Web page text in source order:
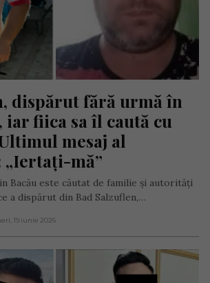
dispărut fără urmă în
fiica sa îl caută cu
mesaj al
mă”
Bacău este căutat de familie și autorități
a dispărut din Bad Salzuflen,…
19 iunie 2026